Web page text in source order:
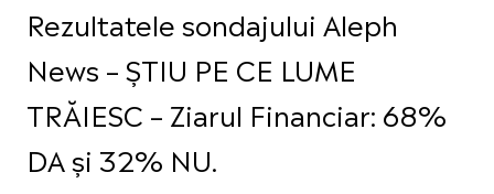
Rezultatele sondajului Aleph
News – ȘTIU PE CE LUME
TRĂIESC – Ziarul Financiar: 68%
DA și 32% NU.